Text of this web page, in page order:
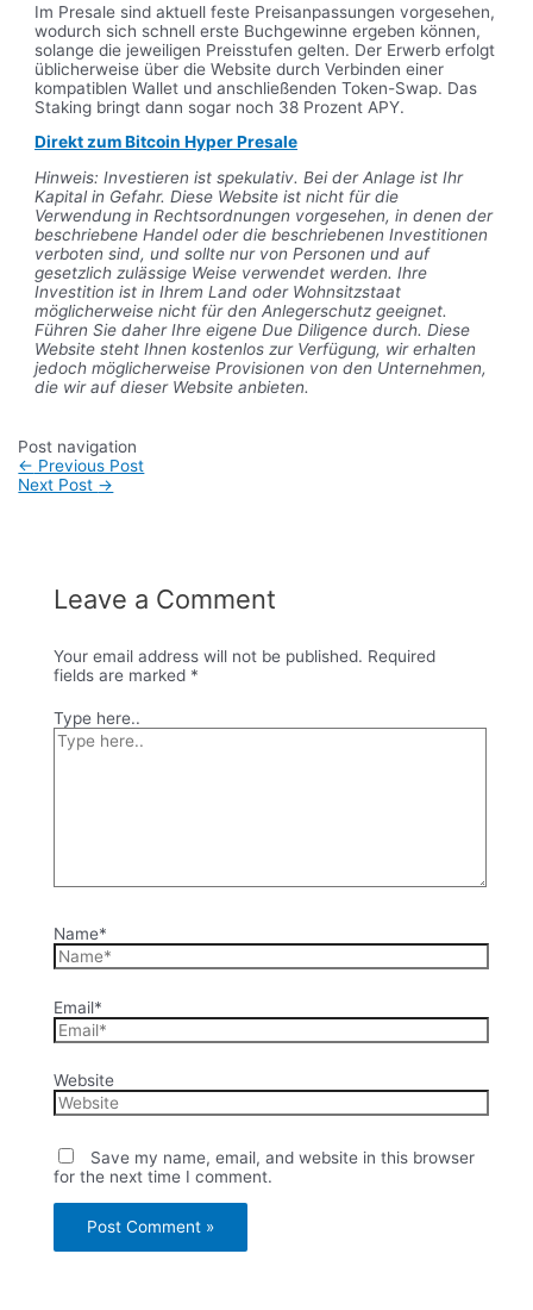
Im Presale sind aktuell feste Preisanpassungen vorgesehen,
wodurch sich schnell erste Buchgewinne ergeben können,
solange die jeweiligen Preisstufen gelten. Der Erwerb erfolgt
üblicherweise über die Website durch Verbinden einer
kompatiblen Wallet und anschließenden Token-Swap. Das
Staking bringt dann sogar noch 38 Prozent APY.
Direkt zum Bitcoin Hyper Presale
Hinweis: Investieren ist spekulativ. Bei der Anlage ist Ihr
Kapital in Gefahr. Diese Website ist nicht für die
Verwendung in Rechtsordnungen vorgesehen, in denen der
beschriebene Handel oder die beschriebenen Investitionen
verboten sind, und sollte nur von Personen und auf
gesetzlich zulässige Weise verwendet werden. Ihre
Investition ist in Ihrem Land oder Wohnsitzstaat
möglicherweise nicht für den Anlegerschutz geeignet.
Führen Sie daher Ihre eigene Due Diligence durch. Diese
Website steht Ihnen kostenlos zur Verfügung, wir erhalten
jedoch möglicherweise Provisionen von den Unternehmen,
die wir auf dieser Website anbieten.
Post navigation
← Previous Post
Next Post →
Leave a Comment
Your email address will not be published. Required
fields are marked *
Type here..
Name*
Email*
Website
Save my name, email, and website in this browser
for the next time I comment.